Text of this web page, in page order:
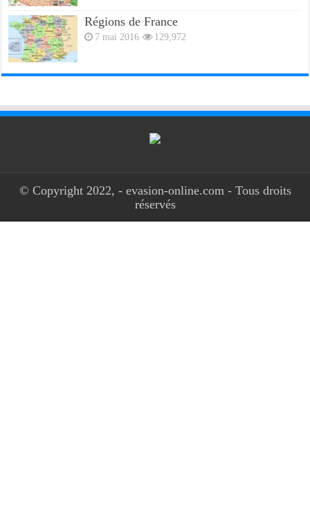
Régions de France
7 mai 2016 129,972
© Copyright 2022, - evasion-online.com - Tous droits
réservés